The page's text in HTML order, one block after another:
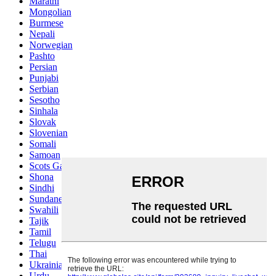
Mongolian
Burmese
Nepali
Norwegian
Pashto
Persian
Punjabi
Serbian
Sesotho
Sinhala
Slovak
Slovenian
Somali
Samoan
Scots Gaelic
Shona
Sindhi
Sundanese
Swahili
Tajik
Tamil
Telugu
Thai
Ukrainian